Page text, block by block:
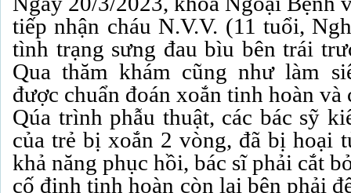
tiếp nhận cháu N.V.V. (11 tuổi,
tình trạng sưng đau bìu bên trái
Qua thăm khám cũng như làm
được chuẩn đoán xoắn tinh hoàn
Qúa trình phẫu thuật, các bác sỹ
của trẻ bị xoắn 2 vòng, đã bị hoại
khả năng phục hồi, bác sĩ phải cắt
cố định tinh hoàn còn lại bên phải